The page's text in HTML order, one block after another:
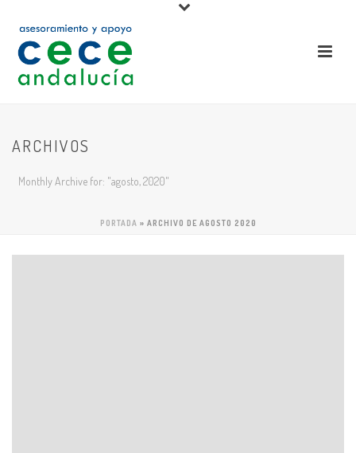
ARCHIVOS
Monthly Archive for: "agosto, 2020"
PORTADA » ARCHIVO DE AGOSTO 2020